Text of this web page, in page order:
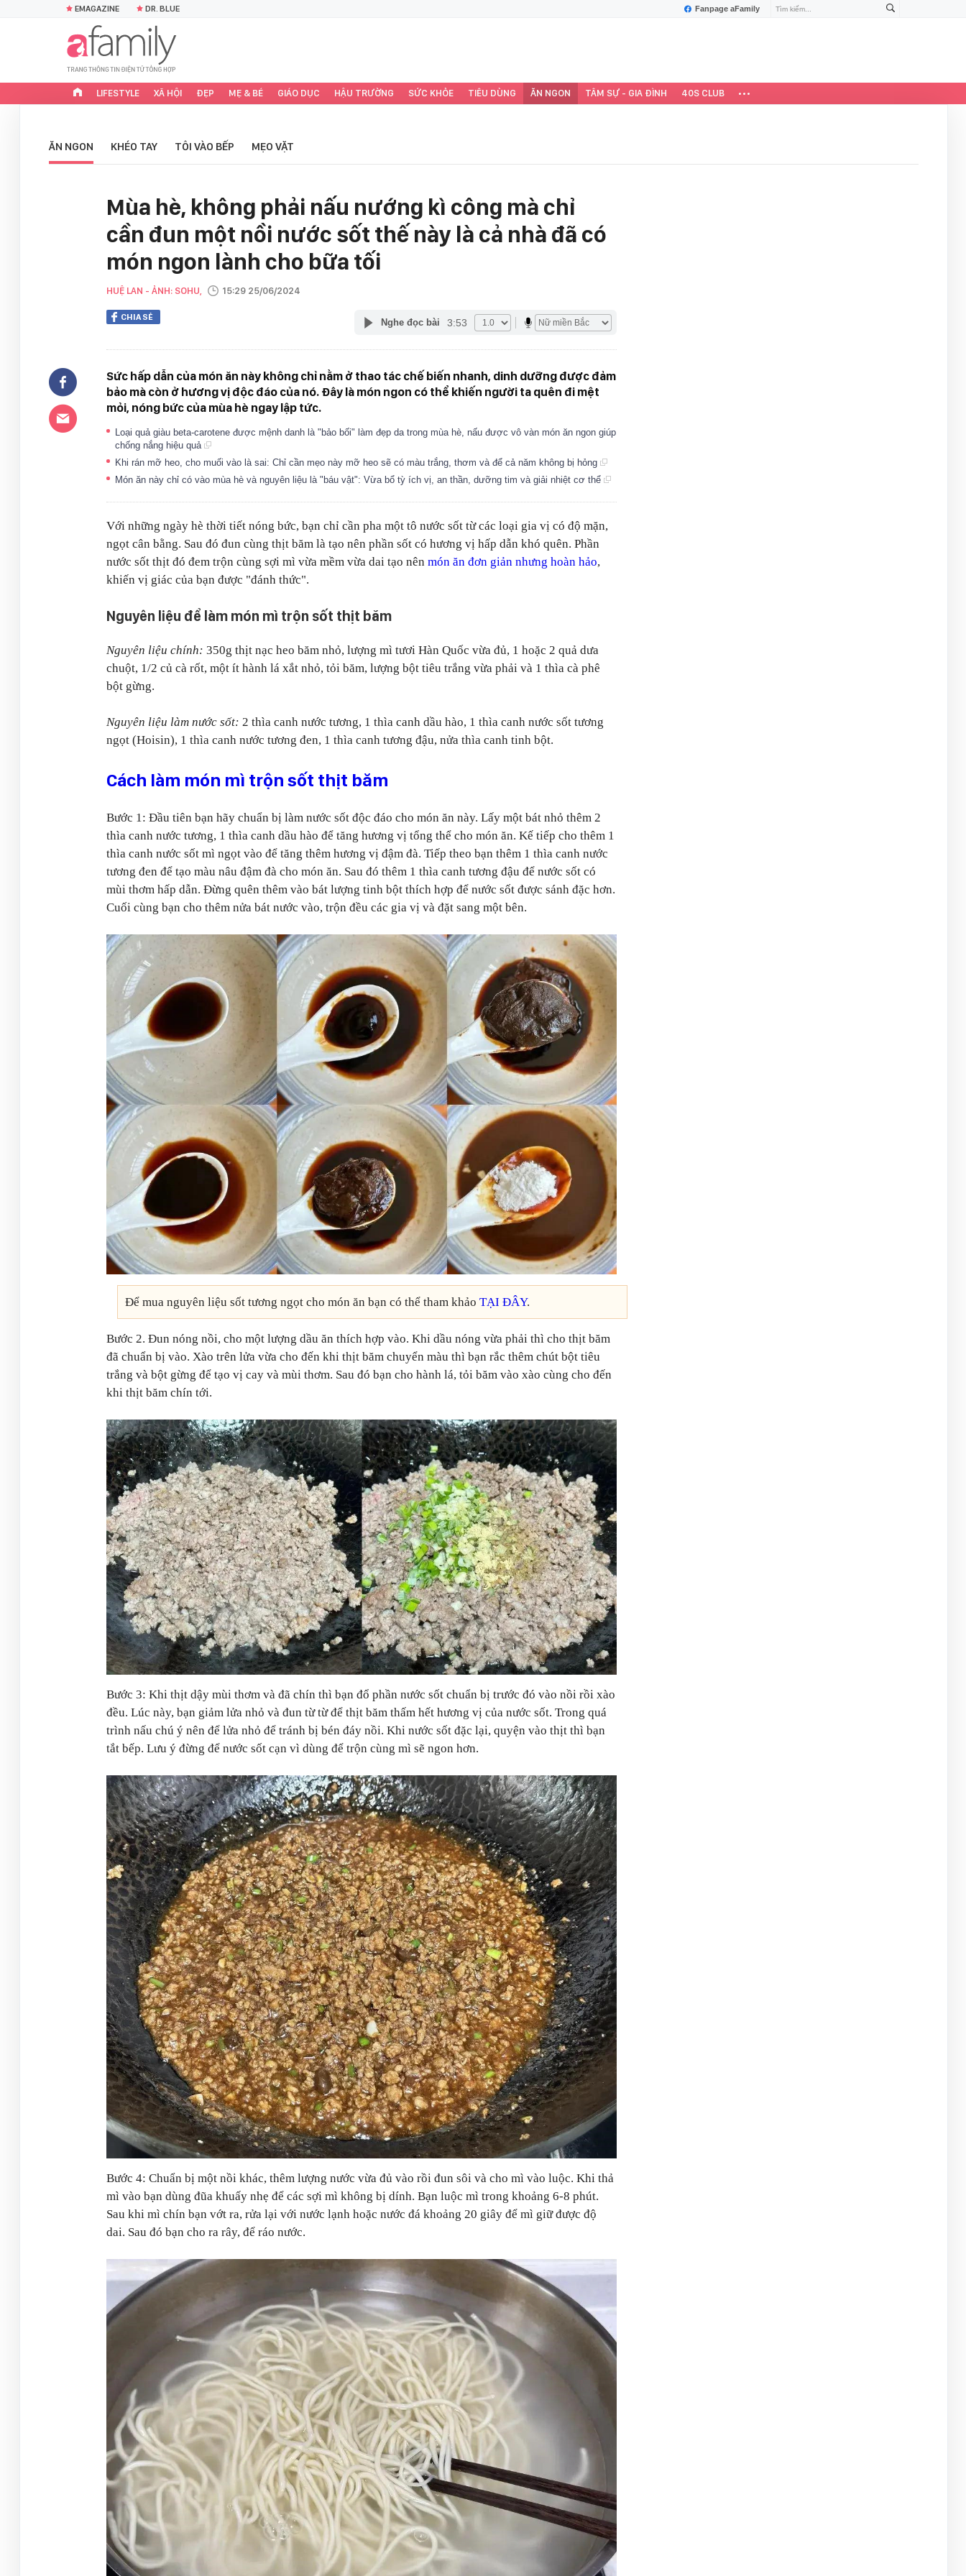
Fanpage aFamily
EMAGAZINE DR. BLUE
LIFESTYLE XÃ HỘI ĐẸP MẸ & BÉ GIÁO DỤC HẬU TRƯỜNG SỨC KHỎE TIÊU DÙNG ĂN NGON TÂM SỰ - GIA ĐÌNH 40S CLUB
ĂN NGON KHÉO TAY TÔI VÀO BẾP MẸO VẶT
Mùa hè, không phải nấu nướng kì công mà chỉ
cần đun một nồi nước sốt thế này là cả nhà đã có
món ngon lành cho bữa tối
HUỆ LAN - ẢNH: SOHU, 15:29 25/06/2024
CHIA SẺ Nghe đọc bài 3:53
Sức hấp dẫn của món ăn này không chỉ nằm ở thao tác chế biến nhanh, dinh dưỡng được đảm
bảo mà còn ở hương vị độc đáo của nó. Đây là món ngon có thể khiến người ta quên đi mệt
mỏi, nóng bức của mùa hè ngay lập tức.
Loại quả giàu beta-carotene được mệnh danh là "bảo bối" làm đẹp da trong mùa hè, nấu được vô vàn món ăn ngon giúp
chống nắng hiệu quả
Khi rán mỡ heo, cho muối vào là sai: Chỉ cần mẹo này mỡ heo sẽ có màu trắng, thơm và để cả năm không bị hỏng
Món ăn này chỉ có vào mùa hè và nguyên liệu là "báu vật": Vừa bổ tỳ ích vị, an thần, dưỡng tim và giải nhiệt cơ thể
Với những ngày hè thời tiết nóng bức, bạn chỉ cần pha một tô nước sốt từ các loại gia vị có độ mặn,
ngọt cân bằng. Sau đó đun cùng thịt băm là tạo nên phần sốt có hương vị hấp dẫn khó quên. Phần
nước sốt thịt đó đem trộn cùng sợi mì vừa mềm vừa dai tạo nên món ăn đơn giản nhưng hoàn hảo,
khiến vị giác của bạn được "đánh thức".
Nguyên liệu để làm món mì trộn sốt thịt băm
Nguyên liệu chính: 350g thịt nạc heo băm nhỏ, lượng mì tươi Hàn Quốc vừa đủ, 1 hoặc 2 quả dưa
chuột, 1/2 củ cà rốt, một ít hành lá xắt nhỏ, tỏi băm, lượng bột tiêu trắng vừa phải và 1 thìa cà phê
bột gừng.
Nguyên liệu làm nước sốt: 2 thìa canh nước tương, 1 thìa canh dầu hào, 1 thìa canh nước sốt tương
ngọt (Hoisin), 1 thìa canh nước tương đen, 1 thìa canh tương đậu, nửa thìa canh tinh bột.
Cách làm món mì trộn sốt thịt băm
Bước 1: Đầu tiên bạn hãy chuẩn bị làm nước sốt độc đáo cho món ăn này. Lấy một bát nhỏ thêm 2
thìa canh nước tương, 1 thìa canh dầu hào để tăng hương vị tổng thể cho món ăn. Kế tiếp cho thêm 1
thìa canh nước sốt mì ngọt vào để tăng thêm hương vị đậm đà. Tiếp theo bạn thêm 1 thìa canh nước
tương đen để tạo màu nâu đậm đà cho món ăn. Sau đó thêm 1 thìa canh tương đậu để nước sốt có
mùi thơm hấp dẫn. Đừng quên thêm vào bát lượng tinh bột thích hợp để nước sốt được sánh đặc hơn.
Cuối cùng bạn cho thêm nửa bát nước vào, trộn đều các gia vị và đặt sang một bên.
Để mua nguyên liệu sốt tương ngọt cho món ăn bạn có thể tham khảo TẠI ĐÂY.
Bước 2. Đun nóng nồi, cho một lượng dầu ăn thích hợp vào. Khi dầu nóng vừa phải thì cho thịt băm
đã chuẩn bị vào. Xào trên lửa vừa cho đến khi thịt băm chuyển màu thì bạn rắc thêm chút bột tiêu
trắng và bột gừng để tạo vị cay và mùi thơm. Sau đó bạn cho hành lá, tỏi băm vào xào cùng cho đến
khi thịt băm chín tới.
Bước 3: Khi thịt dậy mùi thơm và đã chín thì bạn đổ phần nước sốt chuẩn bị trước đó vào nồi rồi xào
đều. Lúc này, bạn giảm lửa nhỏ và đun từ từ để thịt băm thấm hết hương vị của nước sốt. Trong quá
trình nấu chú ý nên để lửa nhỏ để tránh bị bén đáy nồi. Khi nước sốt đặc lại, quyện vào thịt thì bạn
tắt bếp. Lưu ý đừng để nước sốt cạn vì dùng để trộn cùng mì sẽ ngon hơn.
Bước 4: Chuẩn bị một nồi khác, thêm lượng nước vừa đủ vào rồi đun sôi và cho mì vào luộc. Khi thả
mì vào bạn dùng đũa khuấy nhẹ để các sợi mì không bị dính. Bạn luộc mì trong khoảng 6-8 phút.
Sau khi mì chín bạn vớt ra, rửa lại với nước lạnh hoặc nước đá khoảng 20 giây để mì giữ được độ
dai. Sau đó bạn cho ra rây, để ráo nước.